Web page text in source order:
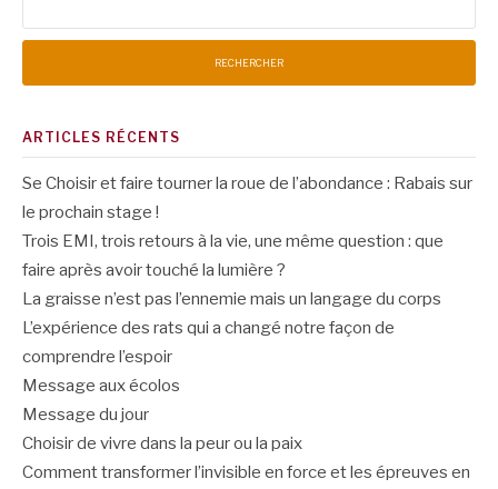
ARTICLES RÉCENTS
Se Choisir et faire tourner la roue de l’abondance : Rabais sur
le prochain stage !
Trois EMI, trois retours à la vie, une même question : que
faire après avoir touché la lumière ?
La graisse n’est pas l’ennemie mais un langage du corps
L’expérience des rats qui a changé notre façon de
comprendre l’espoir
Message aux écolos
Message du jour
Choisir de vivre dans la peur ou la paix
Comment transformer l’invisible en force et les épreuves en